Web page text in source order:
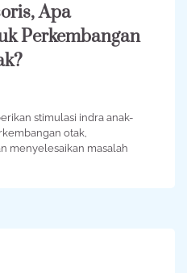
Apa
Perkembangan
stimulasi indra anak-
otak,
menyelesaikan masalah